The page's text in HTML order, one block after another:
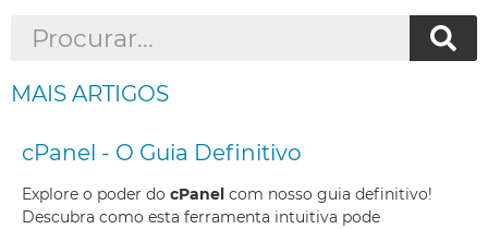
MAIS ARTIGOS
cPanel - O Guia Definitivo
Explore o poder do cPanel com nosso guia definitivo!
Descubra como esta ferramenta intuitiva pode